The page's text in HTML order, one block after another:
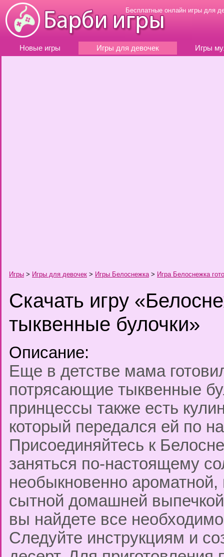
Бесплатные онлайн игры для
Новые игры Игры для девочек Игры
Игры > Игры для девочек > Игры Белоснежка> Игра Белоснежка
Скачать игру
тыквенные булочки»
Описание:
Еще в детстве мама
потрясающие тыквенные
принцессы также есть
который передался ей по
Присоединяйтесь к
заняться по-настоящему
необыкновенно ароматной,
сытной домашней
вы найдете все
Следуйте инструкциям и